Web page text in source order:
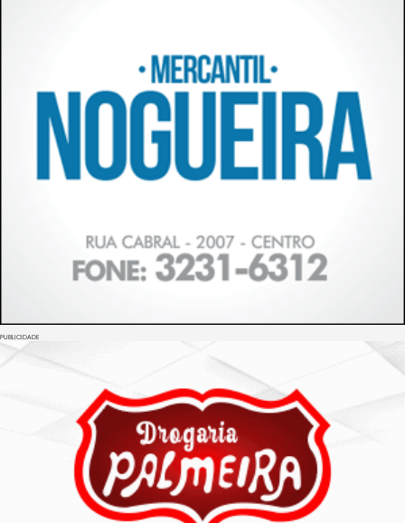
PUBLICIDADE